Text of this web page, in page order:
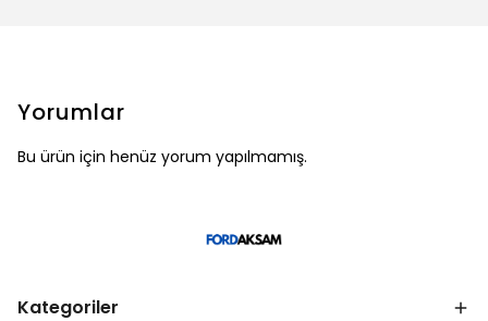
Yorumlar
Bu ürün için henüz yorum yapılmamış.
Kategoriler